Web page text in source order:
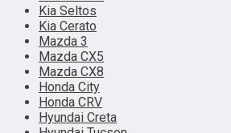
Kia Seltos
Kia Cerato
Mazda 3
Mazda CX5
Mazda CX8
Honda City
Honda CRV
Hyundai Creta